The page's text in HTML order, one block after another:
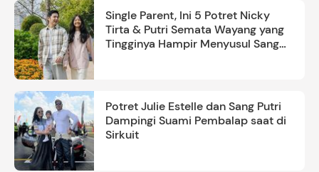
Single Parent, Ini 5 Potret Nicky
Tirta & Putri Semata Wayang yang
Tingginya Hampir Menyusul Sang
Potret Julie Estelle dan Sang Putri
Dampingi Suami Pembalap saat di
Sirkuit